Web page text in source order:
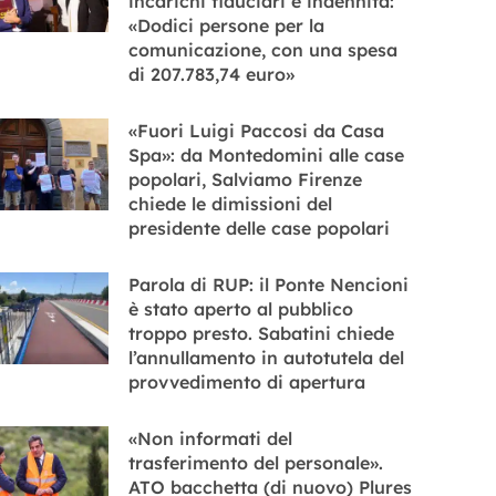
«Dodici persone per la
comunicazione, con una spesa
di 207.783,74 euro»
«Fuori Luigi Paccosi da Casa
Spa»: da Montedomini alle case
popolari, Salviamo Firenze
chiede le dimissioni del
presidente delle case popolari
Parola di RUP: il Ponte Nencioni
è stato aperto al pubblico
troppo presto. Sabatini chiede
l’annullamento in autotutela del
provvedimento di apertura
«Non informati del
trasferimento del personale».
ATO bacchetta (di nuovo) Plures